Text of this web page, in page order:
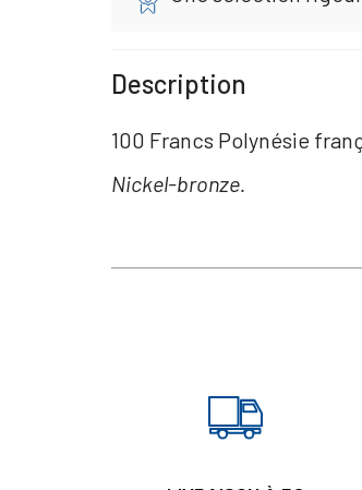
Description
100 Francs Polynésie
Nickel-bronze.